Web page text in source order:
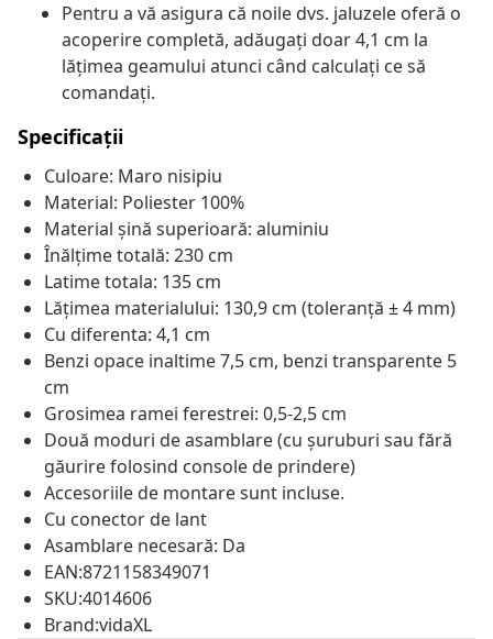
Pentru a vă asigura că noile dvs. jaluzele oferă o
acoperire completă, adăugați doar 4,1 cm la
lățimea geamului atunci când calculați ce să
comandați.
Specificații
Culoare: Maro nisipiu
Material: Poliester 100%
Material șină superioară: aluminiu
Înălțime totală: 230 cm
Latime totala: 135 cm
Lățimea materialului: 130,9 cm (toleranță ± 4 mm)
Cu diferenta: 4,1 cm
Benzi opace inaltime 7,5 cm, benzi transparente 5
cm
Grosimea ramei ferestrei: 0,5-2,5 cm
Două moduri de asamblare (cu șuruburi sau fără
găurire folosind console de prindere)
Accesoriile de montare sunt incluse.
Cu conector de lant
Asamblare necesară: Da
EAN:8721158349071
SKU:4014606
Brand:vidaXL